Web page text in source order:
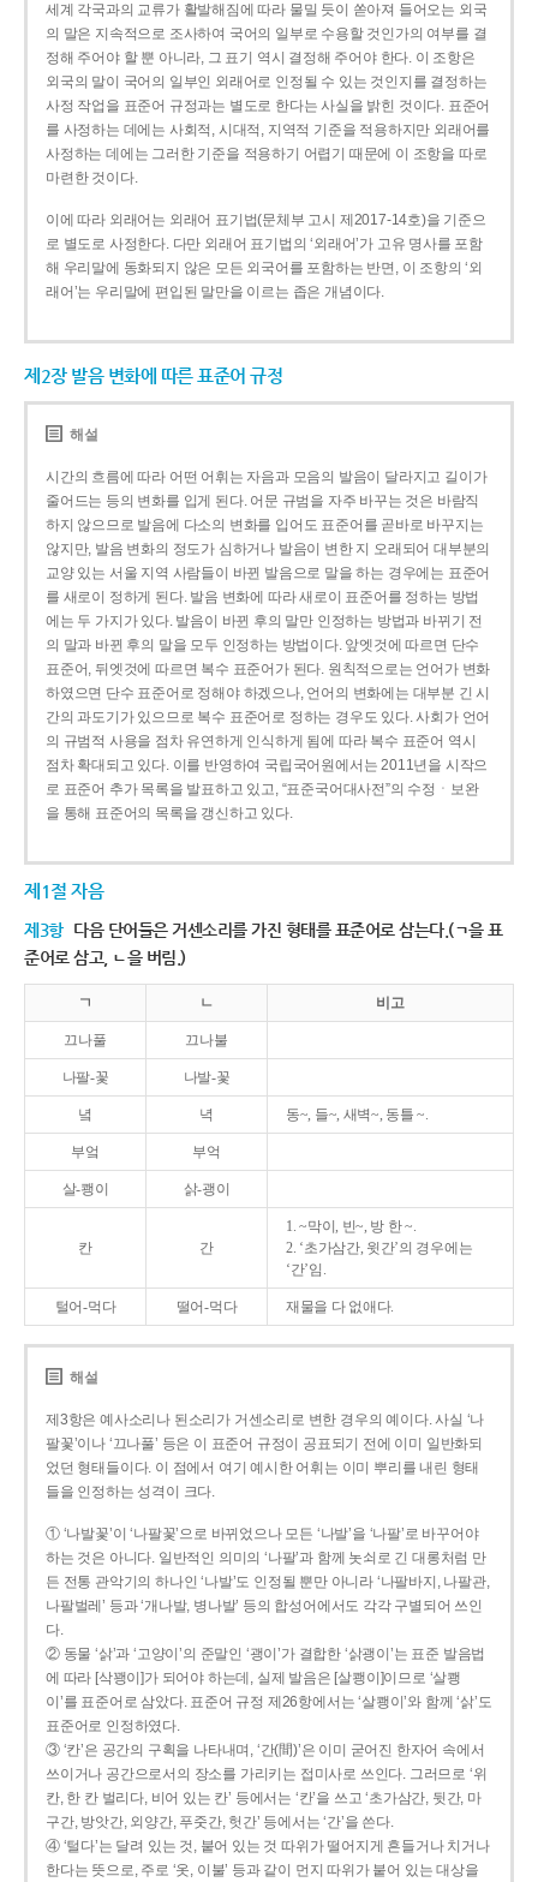
세계 각국과의 교류가 활발해짐에 따라 물밀 듯이 쏟아져 들어오는 외국
의 말은 지속적으로 조사하여 국어의 일부로 수용할 것인가의 여부를 결
정해 주어야 할 뿐 아니라, 그 표기 역시 결정해 주어야 한다. 이 조항은
외국의 말이 국어의 일부인 외래어로 인정될 수 있는 것인지를 결정하는
사정 작업을 표준어 규정과는 별도로 한다는 사실을 밝힌 것이다. 표준어
를 사정하는 데에는 사회적, 시대적, 지역적 기준을 적용하지만 외래어를
사정하는 데에는 그러한 기준을 적용하기 어렵기 때문에 이 조항을 따로
마련한 것이다.
이에 따라 외래어는 외래어 표기법(문체부 고시 제2017-14호)을 기준으
로 별도로 사정한다. 다만 외래어 표기법의 ‘외래어’가 고유 명사를 포함
해 우리말에 동화되지 않은 모든 외국어를 포함하는 반면, 이 조항의 ‘외
래어’는 우리말에 편입된 말만을 이르는 좁은 개념이다.
제2장 발음 변화에 따른 표준어 규정
해설
시간의 흐름에 따라 어떤 어휘는 자음과 모음의 발음이 달라지고 길이가
줄어드는 등의 변화를 입게 된다. 어문 규범을 자주 바꾸는 것은 바람직
하지 않으므로 발음에 다소의 변화를 입어도 표준어를 곧바로 바꾸지는
않지만, 발음 변화의 정도가 심하거나 발음이 변한 지 오래되어 대부분의
교양 있는 서울 지역 사람들이 바뀐 발음으로 말을 하는 경우에는 표준어
를 새로이 정하게 된다. 발음 변화에 따라 새로이 표준어를 정하는 방법
에는 두 가지가 있다. 발음이 바뀐 후의 말만 인정하는 방법과 바뀌기 전
의 말과 바뀐 후의 말을 모두 인정하는 방법이다. 앞엣것에 따르면 단수
표준어, 뒤엣것에 따르면 복수 표준어가 된다. 원칙적으로는 언어가 변화
하였으면 단수 표준어로 정해야 하겠으나, 언어의 변화에는 대부분 긴 시
간의 과도기가 있으므로 복수 표준어로 정하는 경우도 있다. 사회가 언어
의 규범적 사용을 점차 유연하게 인식하게 됨에 따라 복수 표준어 역시
점차 확대되고 있다. 이를 반영하여 국립국어원에서는 2011년을 시작으
로 표준어 추가 목록을 발표하고 있고, “표준국어대사전”의 수정ㆍ보완
을 통해 표준어의 목록을 갱신하고 있다.
제1절 자음
제3항 다음 단어들은 거센소리를 가진 형태를 표준어로 삼는다.(ㄱ을 표
준어로 삼고, ㄴ을 버림.)
ㄱ ㄴ 비고
끄나풀 끄나불
나팔-꽃 나발-꽃
녘 녁 동~, 들~, 새벽~, 동틀 ~.
부엌 부억
살-쾡이 삵-괭이
칸 간
1. ~막이, 빈~, 방 한 ~.
2. ‘초가삼간, 윗간’의 경우에는
‘간’임.
털어-먹다 떨어-먹다 재물을 다 없애다.
해설
제3항은 예사소리나 된소리가 거센소리로 변한 경우의 예이다. 사실 ‘나
팔꽃’이나 ‘끄나풀’ 등은 이 표준어 규정이 공표되기 전에 이미 일반화되
었던 형태들이다. 이 점에서 여기 예시한 어휘는 이미 뿌리를 내린 형태
들을 인정하는 성격이 크다.
① ‘나발꽃’이 ‘나팔꽃’으로 바뀌었으나 모든 ‘나발’을 ‘나팔’로 바꾸어야
하는 것은 아니다. 일반적인 의미의 ‘나팔’과 함께 놋쇠로 긴 대롱처럼 만
든 전통 관악기의 하나인 ‘나발’도 인정될 뿐만 아니라 ‘나팔바지, 나팔관,
나팔벌레’ 등과 ‘개나발, 병나발’ 등의 합성어에서도 각각 구별되어 쓰인
다.
② 동물 ‘삵’과 ‘고양이’의 준말인 ‘괭이’가 결합한 ‘삵괭이’는 표준 발음법
에 따라 [삭꽹이]가 되어야 하는데, 실제 발음은 [살쾡이]이므로 ‘살쾡
이’를 표준어로 삼았다. 표준어 규정 제26항에서는 ‘살쾡이’와 함께 ‘삵’도
표준어로 인정하였다.
③ ‘칸’은 공간의 구획을 나타내며, ‘간(間)’은 이미 굳어진 한자어 속에서
쓰이거나 공간으로서의 장소를 가리키는 접미사로 쓰인다. 그러므로 ‘위
칸, 한 칸 벌리다, 비어 있는 칸’ 등에서는 ‘칸’을 쓰고 ‘초가삼간, 뒷간, 마
구간, 방앗간, 외양간, 푸줏간, 헛간’ 등에서는 ‘간’을 쓴다.
④ ‘털다’는 달려 있는 것, 붙어 있는 것 따위가 떨어지게 흔들거나 치거나
한다는 뜻으로, 주로 ‘옷, 이불’ 등과 같이 먼지 따위가 붙어 있는 대상을